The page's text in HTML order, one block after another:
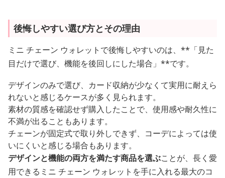
後悔しやすい選び方とその理由
ミニ チェーン ウォレットで後悔しやすいのは、**「見た
目だけで選び、機能を後回しにした場合」**です。
デザインのみで選び、カード収納が少なくて実用に耐えら
れないと感じるケースが多く見られます。
素材の質感を確認せず購入したことで、使用感や耐久性に
不満が出ることもあります。
チェーンが固定式で取り外しできず、コーデによっては使
いにくいと感じる場合もあります。
デザインと機能の両方を満たす商品を選ぶことが、長く愛
用できるミニ チェーン ウォレットを手に入れる最大のコ